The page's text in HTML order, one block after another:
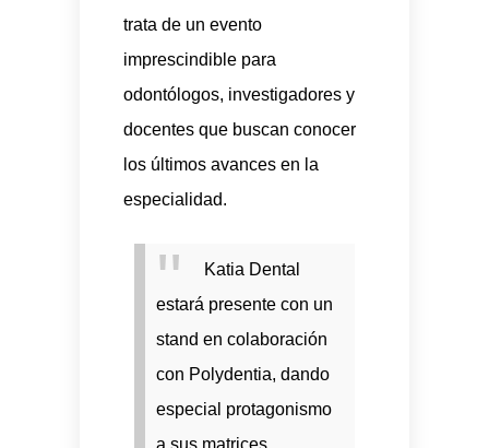
trata de un evento
imprescindible para
odontólogos, investigadores y
docentes que buscan conocer
los últimos avances en la
especialidad.
Katia Dental
estará presente con un
stand en colaboración
con Polydentia, dando
especial protagonismo
a sus matrices